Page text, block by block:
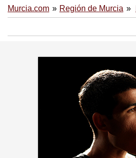
Murcia.com Región de Murcia